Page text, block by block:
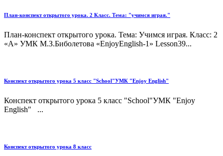
План-конспект открытого урока. 2 Класс. Тема: "учимся играя."
План-конспект открытого урока. Тема: Учимся играя. Класс: 2
«А» УМК М.З.Биболетова «EnjoyEnglish-1» Lesson39...
Конспект открытого урока 5 класс "School"УМК "Enjoy English"
Конспект открытого урока 5 класс "School"УМК "Enjoy
English" ...
Конспект открытого урока 8 класс